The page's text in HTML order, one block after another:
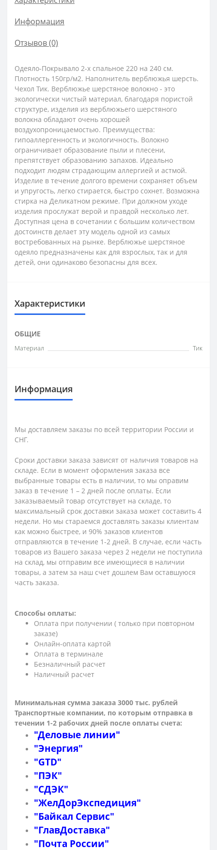
Информация
Отзывов (0)
Одеяло-Покрывало 2-х спальное 220 на 240 см.
Плотность 150гр/м2. Наполнитель верблюжья шерсть.
Чехол Тик. Верблюжье шерстяное волокно - это
экологически чистый материал, благодаря пористой
структуре, изделия из верблюжьего шерстяного
волокна обладают очень хорошей
воздухопроницаемостью. Преимущества:
гипоаллергенность и экологичность. Волокно
ограничивает образование пыли и плесени,
препятствует образованию запахов. Идеально
подходит людям страдающим аллергией и астмой.
Изделие в течение долгого времени сохраняет объем
и упругость, легко стирается, быстро сохнет. Возможна
стирка на Деликатном режиме. При должном уходе
изделия прослужат верой и правдой несколько лет.
Доступная цена в сочетании с большим количеством
достоинств делает эту модель одной из самых
востребованных на рынке. Верблюжье шерстяное
одеяло предназначены как для взрослых, так и для
детей, они одинаково безопасны для всех.
Характеристики
ОБЩИЕ
Материал Тик
Информация
Мы доставляем заказы по всей территории России и
СНГ.
Сроки доставки заказа зависят от наличия товаров на
складе. Если в момент оформления заказа все
выбранные товары есть в наличии, то мы оправим
заказ в течение 1 – 2 дней после оплаты. Если
заказываемый товар отсутствует на складе, то
максимальный срок доставки заказа может составить 4
недели. Но мы стараемся доставлять заказы клиентам
как можно быстрее, и 90% заказов клиентов
отправляются в течение 1-2 дней. В случае, если часть
товаров из Вашего заказа через 2 недели не поступила
на склад, мы отправим все имеющиеся в наличии
товары, а затем за наш счет дошлем Вам оставшуюся
часть заказа.
Способы оплаты:
Оплата при получении ( только при повторном
заказе)
Онлайн-оплата картой
Оплата в терминале
Безналичный расчет
Наличный расчет
Минимальная сумма заказа 3000 тыс. рублей
Транспортные компании, по которым отправка в
течении 1-2 рабочих дней после оплаты счета:
"Деловые линии"
"Энергия"
"GTD"
"ПЭК"
"СДЭК"
"ЖелДорЭкспедиция"
"Байкал Сервис"
"ГлавДоставка"
"Почта России"